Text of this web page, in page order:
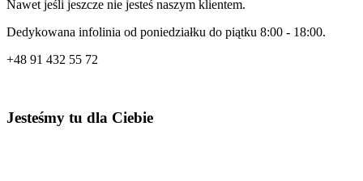
Nawet jeśli jeszcze nie jesteś naszym klientem.
Dedykowana infolinia od poniedziałku do piątku 8:00 - 18:00.
+48 91 432 55 72
Jesteśmy tu dla Ciebie